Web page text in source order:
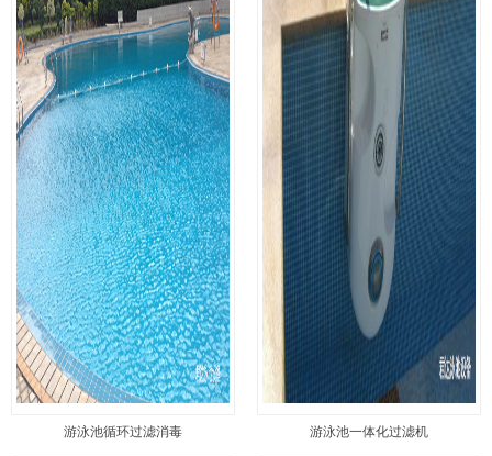
游泳池循环过滤消毒 游泳池一体化过滤机